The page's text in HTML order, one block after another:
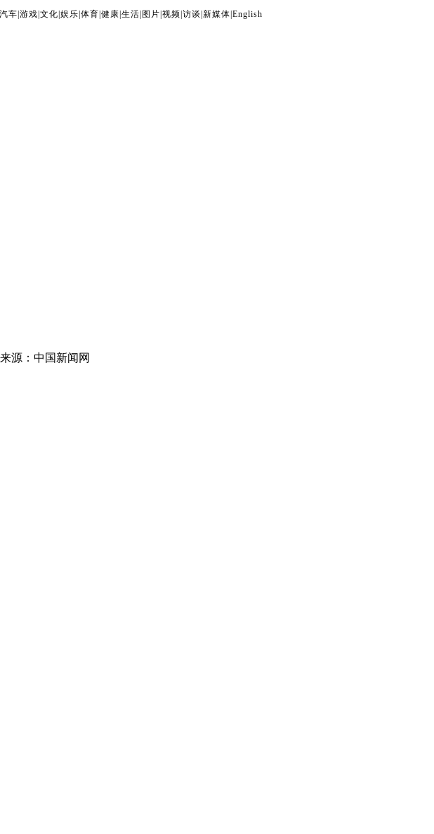
汽车 游戏 文化 娱乐 体育 健康 生活 图片 视频 访谈 新媒体 English
来源：中国新闻网